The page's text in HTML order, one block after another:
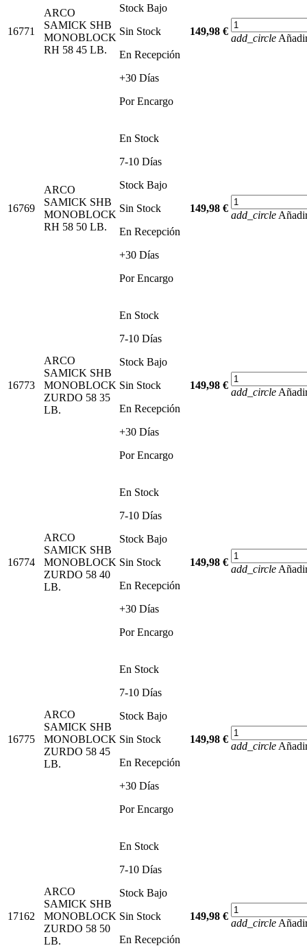
16771
ARCO
SAMICK SHB
MONOBLOCK
RH 58 45 LB.
Stock Bajo
Sin Stock
En Recepción
+30 Días
Por Encargo
149,98 €
add_circle
16769
ARCO
SAMICK SHB
MONOBLOCK
RH 58 50 LB.
En Stock
7-10 Días
Stock Bajo
Sin Stock
En Recepción
+30 Días
Por Encargo
149,98 €
add_circle
16773
ARCO
SAMICK SHB
MONOBLOCK
ZURDO 58 35
LB.
En Stock
7-10 Días
Stock Bajo
Sin Stock
En Recepción
+30 Días
Por Encargo
149,98 €
add_circle
16774
ARCO
SAMICK SHB
MONOBLOCK
ZURDO 58 40
LB.
En Stock
7-10 Días
Stock Bajo
Sin Stock
En Recepción
+30 Días
Por Encargo
149,98 €
add_circle
16775
ARCO
SAMICK SHB
MONOBLOCK
ZURDO 58 45
LB.
En Stock
7-10 Días
Stock Bajo
Sin Stock
En Recepción
+30 Días
Por Encargo
149,98 €
add_circle
17162
ARCO
SAMICK SHB
MONOBLOCK
ZURDO 58 50
LB.
En Stock
7-10 Días
Stock Bajo
Sin Stock
En Recepción
149,98 €
add_circle